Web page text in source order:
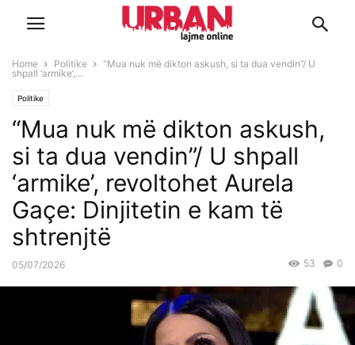
Home Politike
“Mua nuk më dikton askush, si ta dua vendin”/ U
shpall ‘armike’,...
Politike
“Mua nuk më dikton askush,
si ta dua vendin”/ U shpall
‘armike’, revoltohet Aurela
Gaçe: Dinjitetin e kam të
shtrenjtë
05/07/2026 0
53